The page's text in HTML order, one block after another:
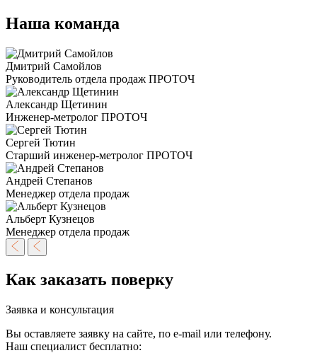
Наша команда
Дмитрий Самойлов
Руководитель отдела продаж ПРОТОЧ
Александр Щетинин
Инженер-метролог ПРОТОЧ
Сергей Тютин
Старший инженер-метролог ПРОТОЧ
Андрей Степанов
Менеджер отдела продаж
Альберт Кузнецов
Менеджер отдела продаж
Как заказать поверку
Заявка и консультация
Вы оставляете заявку на сайте, по e-mail или телефону.
Наш специалист бесплатно: